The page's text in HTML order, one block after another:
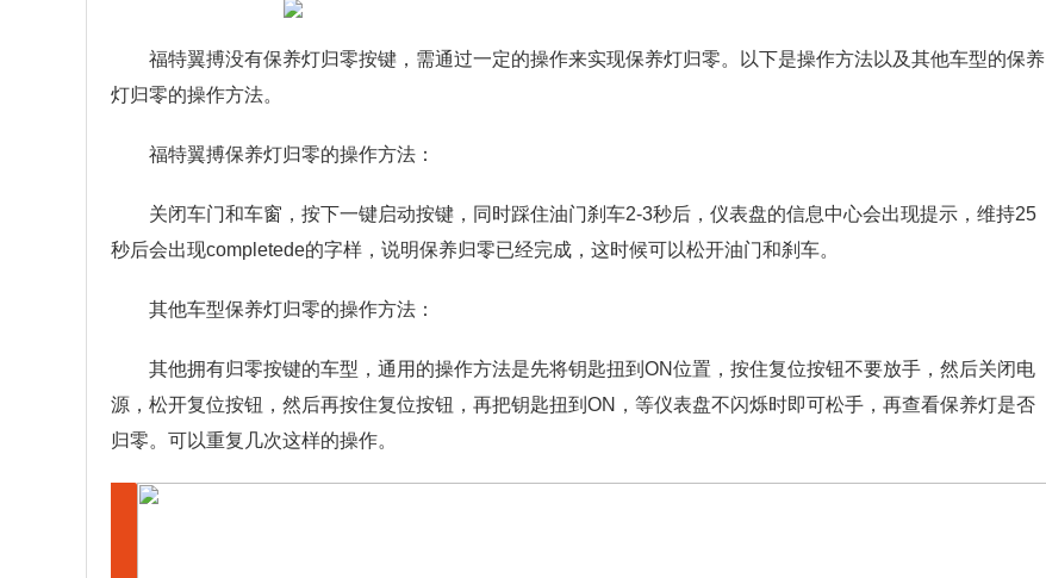
福特翼搏没有保养灯归零按键，需通过一定的操作来实现保养灯归零。以下是操作方法以及其他车型的保养
灯归零的操作方法。
福特翼搏保养灯归零的操作方法：
关闭车门和车窗，按下一键启动按键，同时踩住油门刹车2-3秒后，仪表盘的信息中心会出现提示，维持25
秒后会出现completede的字样，说明保养归零已经完成，这时候可以松开油门和刹车。
其他车型保养灯归零的操作方法：
其他拥有归零按键的车型，通用的操作方法是先将钥匙扭到ON位置，按住复位按钮不要放手，然后关闭电
源，松开复位按钮，然后再按住复位按钮，再把钥匙扭到ON，等仪表盘不闪烁时即可松手，再查看保养灯是否
归零。可以重复几次这样的操作。